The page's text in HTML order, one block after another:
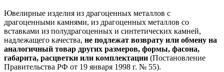
Ювелирные изделия из драгоценных металлов с
драгоценными камнями, из драгоценных металлов со
вставками из полудрагоценных и синтетических камней,
надлежащего качества, не подлежат возврату или обмену на
аналогичный товар других размеров, формы, фасона,
габарита, расцветки или комплектации (Постановление
Правительства РФ от 19 января 1998 г. № 55).